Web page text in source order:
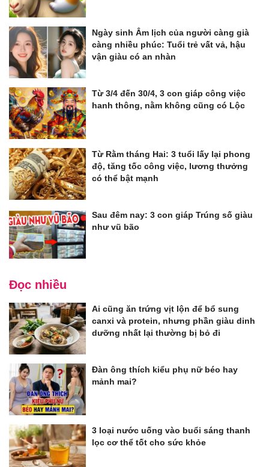
Ngày sinh Âm lịch của người càng già
càng nhiều phúc: Tuổi trẻ vất vả, hậu
vận giàu có an nhàn
Từ 3/4 đến 30/4, 3 con giáp công việc
hanh thông, nằm không cũng có Lộc
Từ Rằm tháng Hai: 3 tuổi lấy lại phong
độ, tăng tốc công việc, lương thưởng
có thể bật mạnh
Sau đêm nay: 3 con giáp Trúng số giàu
như vũ bão
Đọc nhiều
Ai cũng ăn trứng vịt lộn để bổ sung
canxi và protein, nhưng phần giàu dinh
dưỡng nhất lại thường bị bỏ đi
Đàn ông thích kiểu phụ nữ béo hay
mảnh mai?
3 loại nước uống vào buổi sáng thanh
lọc cơ thể tốt cho sức khỏe